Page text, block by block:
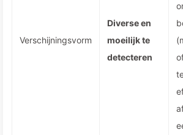
Verschijningsvorm
Diverse en
moeilijk te
detecteren